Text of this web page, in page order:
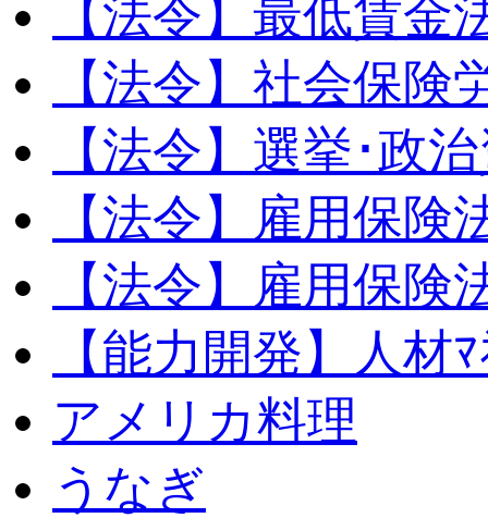
【法令】最低賃金
【法令】社会保険
【法令】選挙･政
【法令】雇用保険
【法令】雇用保険
【能力開発】人材
アメリカ料理
うなぎ